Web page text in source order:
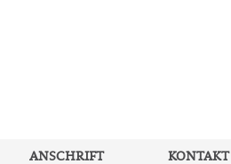
ANSCHRIFT KONTAKT